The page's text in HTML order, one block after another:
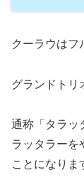
クーラウはフ
グランドトリ
通称「タラッ
ラッタラーを
ことになりま